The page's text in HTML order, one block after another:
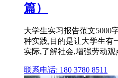
篇）
大学生实习报告范文5000
种实践,目的是让大学生有
实际,了解社会,增强劳动
联系电话: 180 3780 8511